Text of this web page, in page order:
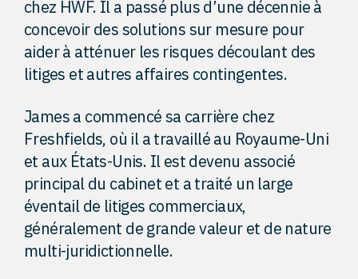
chez HWF. Il a passé plus d’une décennie à
concevoir des solutions sur mesure pour
aider à atténuer les risques découlant des
litiges et autres affaires contingentes.
James a commencé sa carrière chez
Freshfields, où il a travaillé au Royaume-Uni
et aux États-Unis. Il est devenu associé
principal du cabinet et a traité un large
éventail de litiges commerciaux,
généralement de grande valeur et de nature
multi-juridictionnelle.